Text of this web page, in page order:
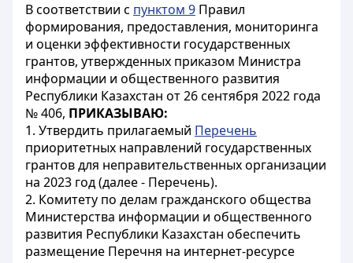
В соответствии с пунктом 9 Правил
формирования, предоставления, мониторинга
и оценки эффективности государственных
грантов, утвержденных приказом Министра
информации и общественного развития
Республики Казахстан от 26 сентября 2022 года
№ 406, ПРИКАЗЫВАЮ:
1. Утвердить прилагаемый Перечень
приоритетных направлений государственных
грантов для неправительственных организации
на 2023 год (далее - Перечень).
2. Комитету по делам гражданского общества
Министерства информации и общественного
развития Республики Казахстан обеспечить
размещение Перечня на интернет-ресурсе